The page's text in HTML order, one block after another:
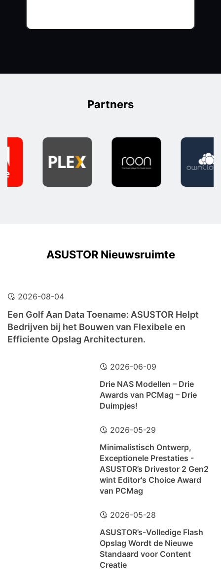
Partners
ASUSTOR Nieuwsruimte
2026-08-04
Een Golf Aan Data Toename: ASUSTOR Helpt
Bedrijven bij het Bouwen van Flexibele en
Efficiente Opslag Architecturen.
2026-06-09
Drie NAS Modellen – Drie
Awards van PCMag – Drie
Duimpjes!
2026-05-29
Minimalistisch Ontwerp,
Exceptionele Prestaties -
ASUSTOR’s Drivestor 2 Gen2
wint Editor's Choice Award
van PCMag
2026-05-28
ASUSTOR’s-Volledige Flash
Opslag Wordt de Nieuwe
Standaard voor Content
Creatie